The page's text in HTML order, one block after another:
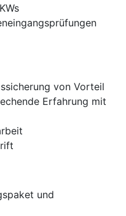
von Vorteil
Erfahrung mit
und